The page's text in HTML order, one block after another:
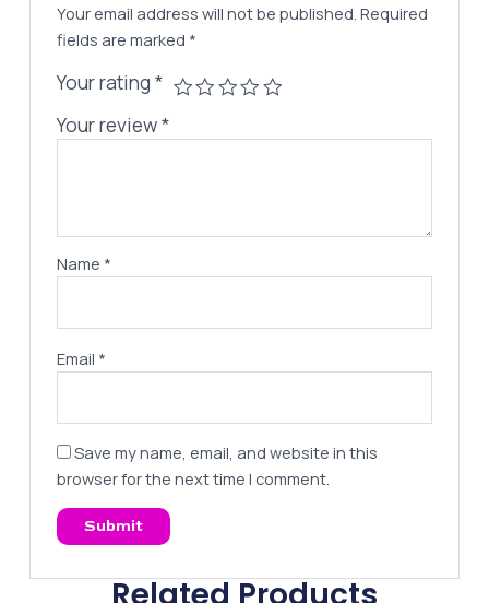
Your email address will not be published. Required
fields are marked *
Your rating*
Your review*
Name *
Email *
Save my name, email, and website in this
browser for the next time I comment.